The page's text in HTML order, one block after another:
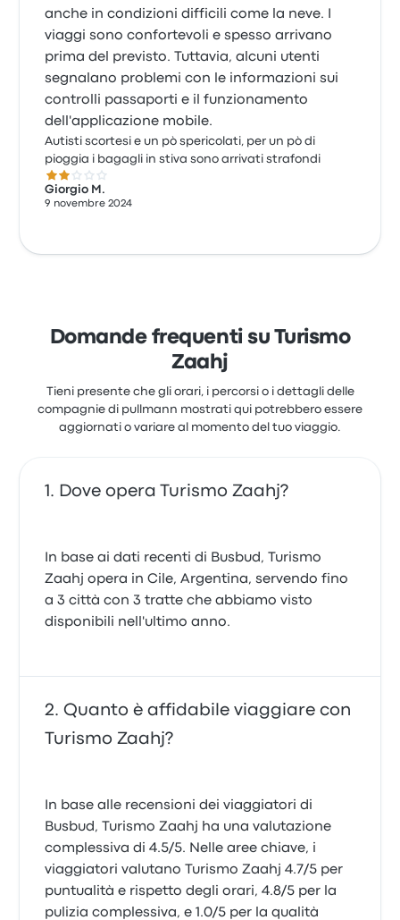
anche in condizioni difficili come la neve. I
viaggi sono confortevoli e spesso arrivano
prima del previsto. Tuttavia, alcuni utenti
segnalano problemi con le informazioni sui
controlli passaporti e il funzionamento
dell'applicazione mobile.
Autisti scortesi e un pò spericolati, per un pò di
pioggia i bagagli in stiva sono arrivati strafondi
2.0 su 5 stelle
Giorgio M.
9 novembre 2024
Domande frequenti su Turismo
Zaahj
Tieni presente che gli orari, i percorsi o i dettagli delle
compagnie di pullmann mostrati qui potrebbero essere
aggiornati o variare al momento del tuo viaggio.
Dove opera Turismo Zaahj?
In base ai dati recenti di Busbud, Turismo
Zaahj opera in Cile, Argentina, servendo fino
a 3 città con 3 tratte che abbiamo visto
disponibili nell'ultimo anno.
Quanto è affidabile viaggiare con
Turismo Zaahj?
In base alle recensioni dei viaggiatori di
Busbud, Turismo Zaahj ha una valutazione
complessiva di 4.5/5. Nelle aree chiave, i
viaggiatori valutano Turismo Zaahj 4.7/5 per
puntualità e rispetto degli orari, 4.8/5 per la
pulizia complessiva, e 1.0/5 per la qualità